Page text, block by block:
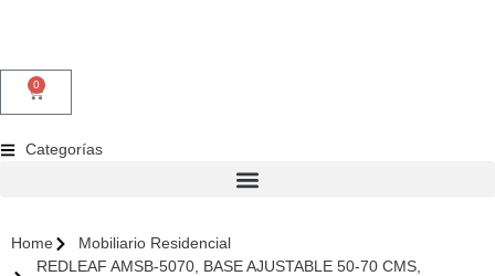
0
Categorías
Home
Mobiliario Residencial
REDLEAF AMSB-5070, BASE AJUSTABLE 50-70 CMS,